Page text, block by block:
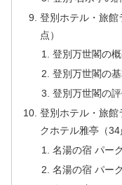
登別ホテル・旅
点）
登別万世閣の
登別万世閣の
登別万世閣の
登別ホテル・旅館
クホテル雅亭（34
名湯の宿 パー
名湯の宿 パー